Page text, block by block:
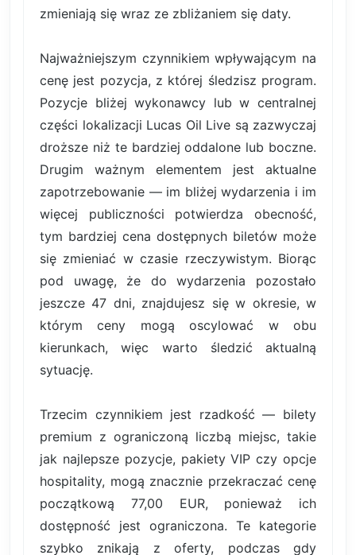
zmieniają się wraz ze zbliżaniem się daty.
Najważniejszym czynnikiem wpływającym na
cenę jest pozycja, z której śledzisz program.
Pozycje bliżej wykonawcy lub w centralnej
części lokalizacji Lucas Oil Live są zazwyczaj
droższe niż te bardziej oddalone lub boczne.
Drugim ważnym elementem jest aktualne
zapotrzebowanie — im bliżej wydarzenia i im
więcej publiczności potwierdza obecność,
tym bardziej cena dostępnych biletów może
się zmieniać w czasie rzeczywistym. Biorąc
pod uwagę, że do wydarzenia pozostało
jeszcze 47 dni, znajdujesz się w okresie, w
którym ceny mogą oscylować w obu
kierunkach, więc warto śledzić aktualną
sytuację.
Trzecim czynnikiem jest rzadkość — bilety
premium z ograniczoną liczbą miejsc, takie
jak najlepsze pozycje, pakiety VIP czy opcje
hospitality, mogą znacznie przekraczać cenę
początkową 77,00 EUR, ponieważ ich
dostępność jest ograniczona. Te kategorie
szybko znikają z oferty, podczas gdy